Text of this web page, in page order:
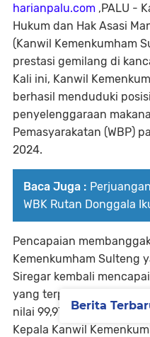
harianpalu.com ,PALU -
Hukum dan Hak Asasi
(Kanwil Kemenkumham
prestasi gemilang di
Kali ini, Kanwil
berhasil menduduki
penyelenggaraan
Pemasyarakatan (WBP)
2024.
Baca Juga :
WBK Rutan Donggala
Pencapaian
Kemenkumham Sulteng
Siregar kembali
yang terpaut tipis dari
nilai 99,97% diposisi
Kepala Kanwil
Berita